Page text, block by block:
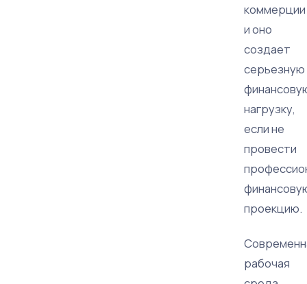
коммерции
и оно
создает
серьезную
нагрузку,
если не
провести
проекцию.
рабочая